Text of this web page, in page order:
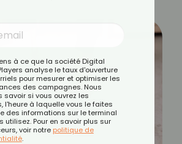
à ce que la société Digital
analyse le taux d'ouverture
pour mesurer et optimiser les
des campagnes. Nous
savoir si vous ouvrez les
l'heure à laquelle vous le faites
des informations sur le terminal
utilisez. Pour en savoir plus sur
voir notre politique de
.